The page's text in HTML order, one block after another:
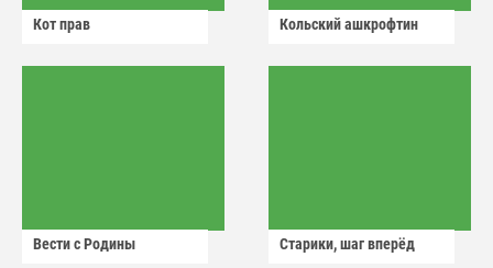
Кот прав Кольский ашкрофтин
Вести с Родины Старики, шаг вперёд